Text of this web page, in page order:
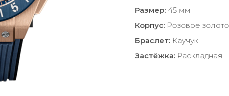
Размер: 45 мм
Корпус: Розовое золото
Браслет: Каучук
Застёжка: Раскладная